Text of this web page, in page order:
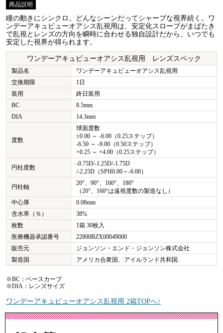
商品説明
瞳の動きにシンクロ。どんなシーンだってシャープな視界続く。ワ
ンデーアキュビューオアシス乱視用は、安定化スロープがまばたき
で乱視とレンズの方向を瞬時に合わせる独自設計だから、いつでも
安定した視界が得られます。
ワンデーアキュビューオアシス乱視用 レンズスペック
製品名
ワンデーアキュビューオアシス乱視用
交換期限
1日
装用
終日装用
BC
8.5mm
DIA
14.3mm
度数
球面度数
±0.00 ～ -6.00（0.25ステップ）
-6.50 ～ -9.00（0.50ステップ）
+0.25 ～ +4.00（0.25ステップ）
円柱度数
-0.75D/-1.25D/-1.75D
/-2.25D（SPH0.00～-6.00）
円柱軸
20°、90°、160°、180°
（20°、160°は遠視度数の製造なし）
中心厚
0.08mm
含水率（％）
38%
枚数
1箱 30枚入
医療機器承認番号
22800BZX00049000
販売元
ジョンソン・エンド・ジョンソン株式会社
製造国
アメリカ合衆国、アイルランド共和国.
※BC：ベースカーブ
※DIA：レンズサイズ
ワンデーアキュビューオアシス乱視用 2箱TOPへ↑